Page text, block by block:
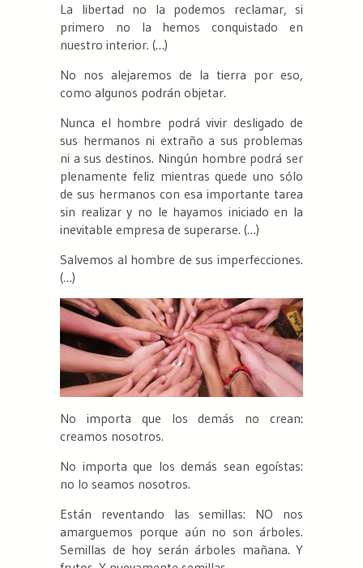
La libertad no la podemos reclamar, si
primero no la hemos conquistado en
nuestro interior. (…)
No nos alejaremos de la tierra por eso,
como algunos podrán objetar.
Nunca el hombre podrá vivir desligado de
sus hermanos ni extraño a sus problemas
ni a sus destinos. Ningún hombre podrá ser
plenamente feliz mientras quede uno sólo
de sus hermanos con esa importante tarea
sin realizar y no le hayamos iniciado en la
inevitable empresa de superarse. (…)
Salvemos al hombre de sus imperfecciones.
(…)
No importa que los demás no crean:
creamos nosotros.
No importa que los demás sean egoístas:
no lo seamos nosotros.
Están reventando las semillas: NO nos
amarguemos porque aún no son árboles.
Semillas de hoy serán árboles mañana. Y